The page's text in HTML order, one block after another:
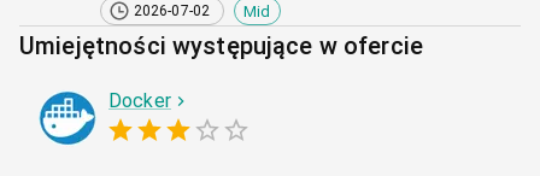
2026-07-02
Mid
Umiejętności występujące w ofercie
Docker